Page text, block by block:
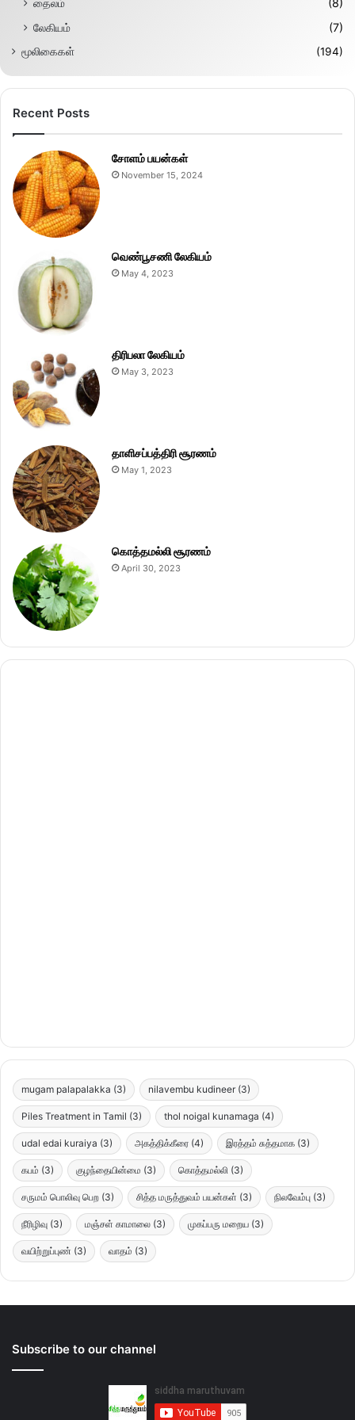
தைலம்
(8)
லேகியம்
(7)
மூலிகைகள் (194)
Recent Posts
சோளம் பயன்கள்
November 15, 2024
வெண்பூசணி லேகியம்
May 4, 2023
திரிபலா லேகியம்
May 3, 2023
தாளிசப்பத்திரி சூரணம்
May 1, 2023
கொத்தமல்லி சூரணம்
April 30, 2023
mugam palapalakka (3) nilavembu kudineer (3)
Piles Treatment in Tamil (3) thol noigal kunamaga (4)
udal edai kuraiya (3) அகத்திக்கீரை (4) இரத்தம் சுத்தமாக (3)
கபம் (3) குழந்தையின்மை (3) கொத்தமல்லி (3)
சருமம் பொலிவு பெற (3) சித்த மருத்துவம் பயன்கள் (3) நிலவேம்பு (3)
நீரிழிவு (3) மஞ்சள் காமாலை (3) முகப்பரு மறைய (3)
வயிற்றுப்புண் (3) வாதம் (3)
Subscribe to our channel